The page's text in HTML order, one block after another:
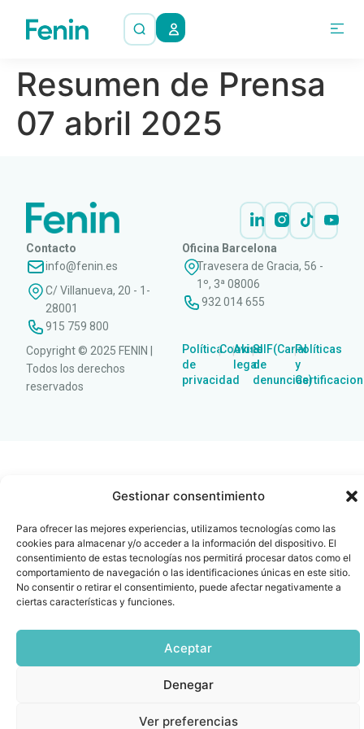
Gestionar consentimiento
Para ofrecer las mejores experiencias, utilizamos tecnologías como las
cookies para almacenar y/o acceder a la información del dispositivo. El
consentimiento de estas tecnologías nos permitirá procesar datos como el
comportamiento de navegación o las identificaciones únicas en este sitio.
No consentir o retirar el consentimiento, puede afectar negativamente a
ciertas características y funciones.
Aceptar
Denegar
Ver preferencias
Resumen de Prensa
07 abril 2025
Contacto
info@fenin.es
C/ Villanueva, 20 - 1-
28001
915 759 800
Oficina Barcelona
Travesera de Gracia, 56 -
1º, 3ª 08006
932 014 655
Copyright © 2025 FENIN |
Todos los derechos
reservados
Política
de
privacidad
|Cookies
|Aviso
legal
|SIIF(Canal
de
denuncias)
|Políticas
y